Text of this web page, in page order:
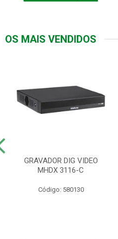
OS MAIS VENDIDOS
GRAVADOR DIG VIDEO
MHDX 3116-C
Código: 580130